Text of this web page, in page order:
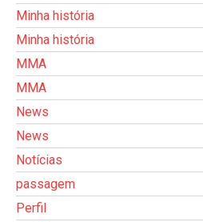
Minha história
Minha história
MMA
MMA
News
News
Notícias
passagem
Perfil